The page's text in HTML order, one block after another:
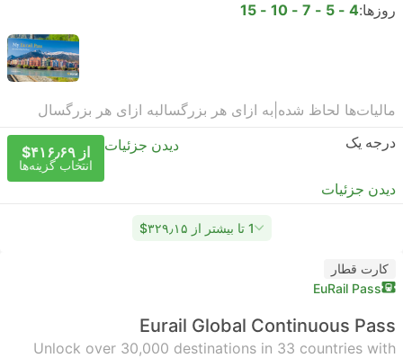
روزها:4 - 5 - 7 - 10 - 15
مالیات‌ها لحاظ شده به ازای هر بزرگسالبه ازای هر بزرگسال
درجه یک
دیدن جزئیات از ‎$۴۱۶٫۶۹
انتخاب گزینه‌ها
دیدن جزئیات
1 تا بیشتر از ‎$۳۲۹٫۱۵
کارت قطار
EuRail Pass
Eurail Global Continuous Pass
Unlock over 30,000 destinations in 33 countries with